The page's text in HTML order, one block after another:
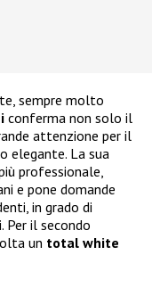
sempre molto
conferma non solo il
attenzione per il
elegante. La sua
professionale,
e pone domande
in grado di
Per il secondo
un total white